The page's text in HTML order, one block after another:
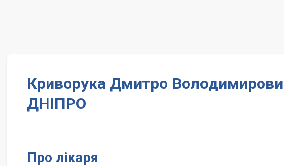
Криворука Дмитро
ДНІПРО
Про лікаря